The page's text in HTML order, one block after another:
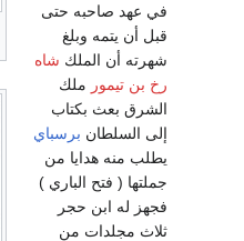
في عهد صاحبه حتى
قبل أن يتمه وبلغ
شهرته أن الملك شاه
رخ بن تيمور ملك
الشرق بعث بكتاب
إلى السلطان برسباي
يطلب منه هدايا من
جملتها ( فتح الباري )
فجهز له ابن حجر
ثلاث مجلدات من